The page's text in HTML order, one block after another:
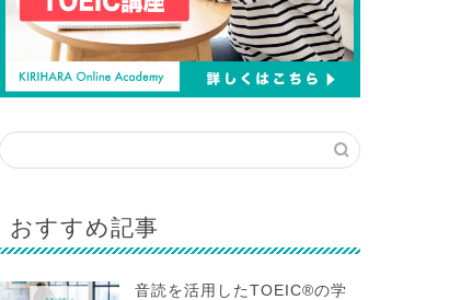
おすすめ記事
音読を活用したTOEIC®の学